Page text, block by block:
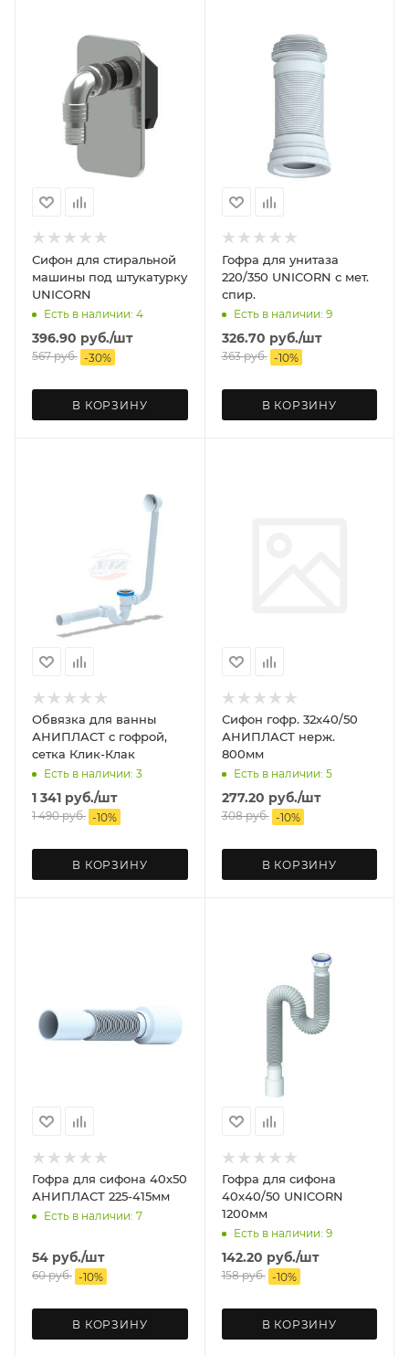
Сифон для стиральной
машины под штукатурку
UNICORN
Есть в наличии: 4
396.90 руб./шт
567руб. -30%
В КОРЗИНУ
Гофра для унитаза
220/350 UNICORN с мет.
спир.
Есть в наличии: 9
326.70 руб./шт
363руб. -10%
В КОРЗИНУ
Обвязка для ванны
АНИПЛАСТ с гофрой,
сетка Клик-Клак
Есть в наличии: 3
1 341 руб./шт
1 490руб. -10%
В КОРЗИНУ
Сифон гофр. 32х40/50
АНИПЛАСТ нерж.
800мм
Есть в наличии: 5
277.20 руб./шт
308руб. -10%
В КОРЗИНУ
Гофра для сифона 40х50
АНИПЛАСТ 225-415мм
Есть в наличии: 7
54 руб./шт
60руб. -10%
В КОРЗИНУ
Гофра для сифона
40х40/50 UNICORN
1200мм
Есть в наличии: 9
142.20 руб./шт
158руб. -10%
В КОРЗИНУ